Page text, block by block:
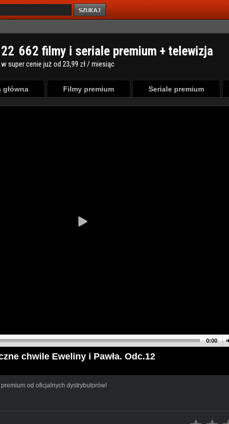
22 662 filmy i seriale premium + telewizja
w super cenie już od 23,99 zł / miesiąc
główna Filmy premium Seriale premium
0:00
chwile Eweliny i Pawła. Odc.12
od oficjalnych dystrybutorów!